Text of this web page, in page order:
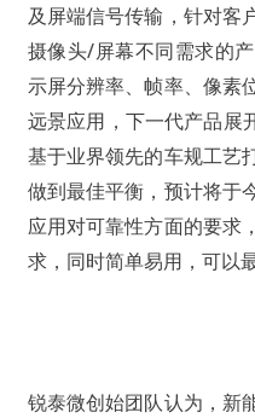
及屏端信号传输，针对客
摄像头/屏幕不同需求的
示屏分辨率、帧率、像素
远景应用，下一代产品展
基于业界领先的车规工艺
做到最佳平衡，预计将于
应用对可靠性方面的要求
求，同时简单易用，可以
锐泰微创始团队认为，新